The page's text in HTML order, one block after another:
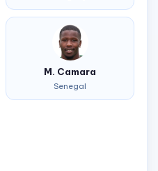
M. Camara
Senegal